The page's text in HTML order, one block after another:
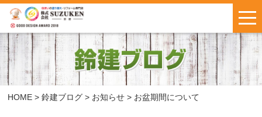
はじめての方へ
施工事例
お客様の声
HOME > 鈴建ブログ > お知らせ > お盆期間について